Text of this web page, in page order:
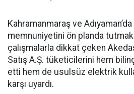
Kahramanmaraş ve
memnuniyetini ön planda tutmak
çalışmalarla dikkat çeken
Satış A.Ş. tüketicilerini hem
etti hem de usulsüz elektrik
karşı uyardı.